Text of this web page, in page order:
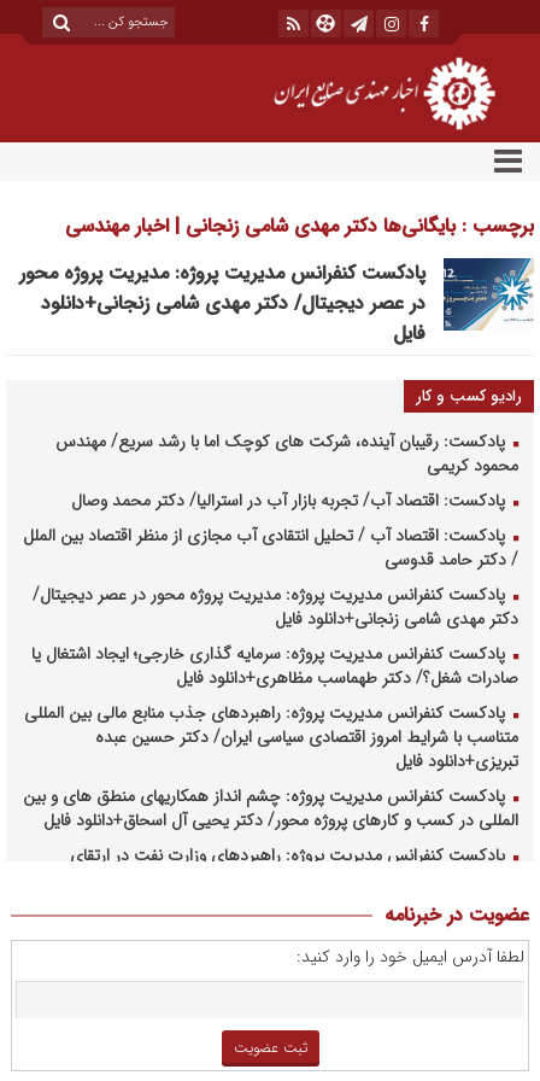
برچسب : بایگانی‌ها دکتر مهدی شامی زنجانی | اخبار مهندسی
صنایع ایران
پادکست کنفرانس مدیریت پروژه: مدیریت پروژه محور
در عصر دیجیتال/ دکتر مهدی شامی زنجانی+دانلود
فایل
رادیو کسب و کار
پادکست: رقیبان آینده، شرکت های کوچک اما با رشد سریع/ مهندس
محمود کریمی
پادکست: اقتصاد آب/ تجربه بازار آب در استرالیا/ دکتر محمد وصال
پادکست: اقتصاد آب / تحلیل انتقادی آب مجازی از منظر اقتصاد بین الملل
/ دکتر حامد قدوسی
پادکست کنفرانس مدیریت پروژه: مدیریت پروژه محور در عصر دیجیتال/
دکتر مهدی شامی زنجانی+دانلود فایل
پادکست کنفرانس مدیریت پروژه: سرمایه گذاری خارجی؛ ایجاد اشتغال یا
صادرات شغل؟/ دکتر طهماسب مظاهری+دانلود فایل
پادکست کنفرانس مدیریت پروژه: راهبردهای جذب منابع مالی بین المللی
متناسب با شرایط امروز اقتصادی سیاسی ایران/ دکتر حسین عبده
تبریزی+دانلود فایل
پادکست کنفرانس مدیریت پروژه: چشم انداز همکاریهای منطق های و بین
المللی در کسب و کارهای پروژه محور/ دکتر یحیی آل اسحاق+دانلود فایل
پادکست کنفرانس مدیریت پروژه: راهبردهای وزارت نفت در ارتقای
فایل
پادکست کنفرانس مدیریت پروژه: حکمرانی در کسب و کارهای پروژه
محور/ دکتر محمد صبحیه+دانلود فایل
عضویت در خبرنامه
لطفا آدرس ایمیل خود را وارد کنید: